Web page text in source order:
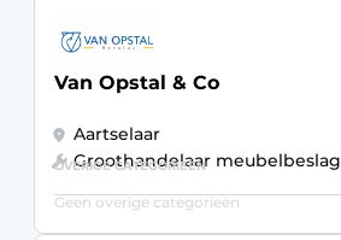
Van Opstal & Co
Aartselaar
Groothandelaar meubelbeslag
OVERIGE CATEGORIEËN
Geen overige categorieën